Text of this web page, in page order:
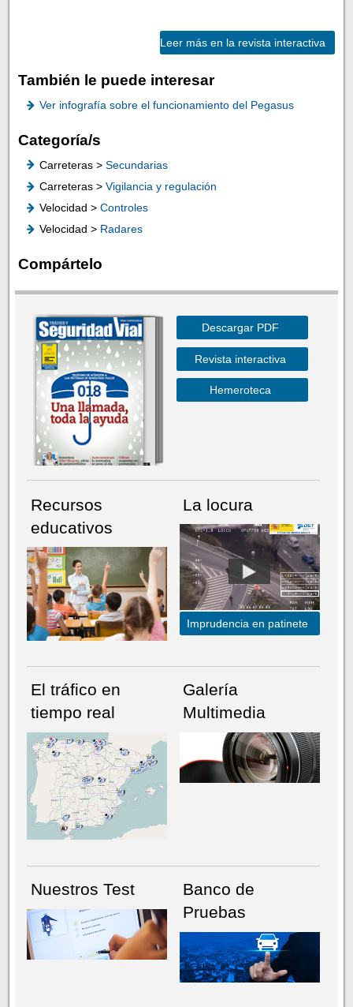
Leer más en la revista interactiva
También le puede interesar
Ver infografía sobre el funcionamiento del Pegasus
Categoría/s
Carreteras > Secundarias
Carreteras > Vigilancia y regulación
Velocidad > Controles
Velocidad > Radares
Compártelo
NÚMERO ACTUALHEMEROTECA
Descargar PDF
Revista interactiva
Hemeroteca
Recursos
educativos
La locura
Imprudencia en patinete
El tráfico en
tiempo real
Galería
Multimedia
Nuestros Test
Banco de
Pruebas